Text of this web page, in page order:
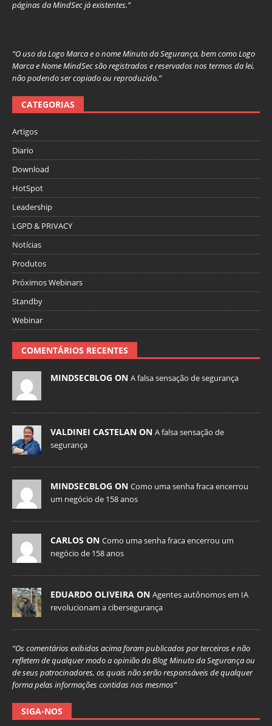
páginas da MindSec já existentes.”
“O uso da Logo Marca e o nome Minuto da Segurança, bem como Logo
Marca e Nome MindSec são registrados e reservados nos termos da lei,
não podendo ser copiado ou reproduzido.”
CATEGORIAS
Artigos
Diario
Download
HotSpot
Leadership
LGPD & PRIVACY
Notícias
Produtos
Próximos Webinars
Standby
Webinar
COMENTÁRIOS RECENTES
MINDSECBLOG ON A falsa sensação de segurança
VALDINEI CASTELAN ON A falsa sensação de
segurança
MINDSECBLOG ON Como uma senha fraca encerrou
um negócio de 158 anos
CARLOS ON Como uma senha fraca encerrou um
negócio de 158 anos
EDUARDO OLIVEIRA ON Agentes autônomos em IA
revolucionam a cibersegurança
“Os comentários exibidos acima foram publicados por terceiros e não
refletem de qualquer modo a opinião do Blog Minuto da Segurança ou
de seus patrocinadores, os quais não serão responsáveis de qualquer
forma pelas informações contidas nos mesmos”
SIGA-NOS